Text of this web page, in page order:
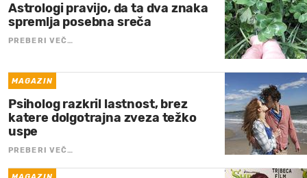
Astrologi pravijo, da ta dva znaka
spremlja posebna sreča
PREBERI VEČ…
MAGAZIN
Psiholog razkril lastnost, brez
katere dolgotrajna zveza težko
uspe
PREBERI VEČ…